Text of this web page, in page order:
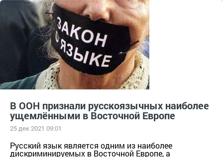
В ООН признали русскоязычных наиболее
ущемлёнными в Восточной Европе
25 дек 2021 09:01
Русский язык является одним из наиболее
дискриминируемых в Восточной Европе, а